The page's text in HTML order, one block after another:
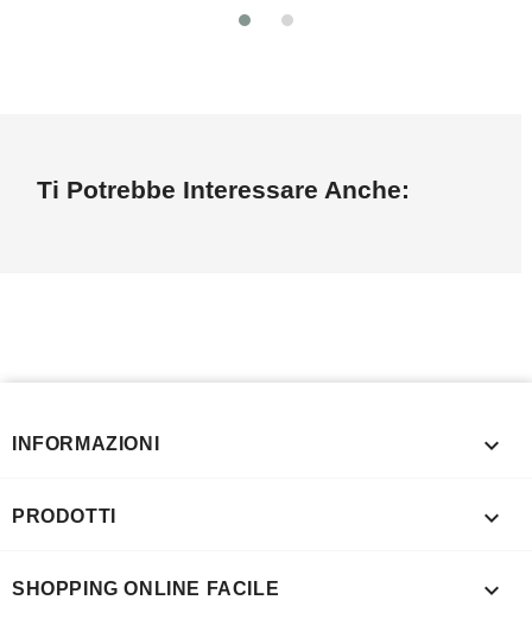
Ti Potrebbe Interessare Anche:
INFORMAZIONI 
PRODOTTI 
SHOPPING ONLINE FACILE 